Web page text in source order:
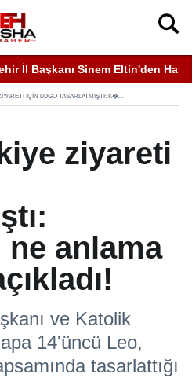
İl Başkanı Sinem Eltin'den
IÇIN LOGO TASARLATMIŞTI: K�...
ziyareti
anlama
ve Katolik
14'üncü Leo,
tasarlattığı